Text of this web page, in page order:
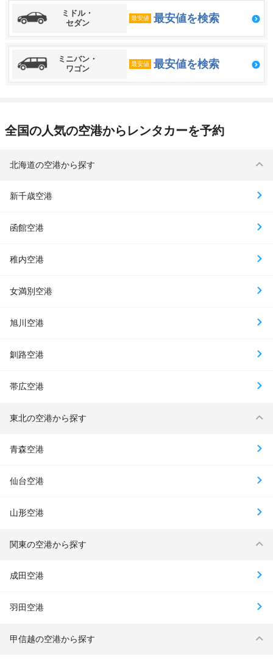
ミドル・
セダン
最安値 最安値を検索
ミニバン・
ワゴン
最安値 最安値を検索
全国の人気の空港からレンタカーを予約
北海道の空港から探す
新千歳空港
函館空港
稚内空港
女満別空港
旭川空港
釧路空港
帯広空港
東北の空港から探す
青森空港
仙台空港
山形空港
関東の空港から探す
成田空港
羽田空港
甲信越の空港から探す